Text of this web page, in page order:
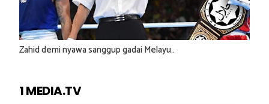
Zahid demi nyawa sanggup gadai Melayu..
1 MEDIA.TV